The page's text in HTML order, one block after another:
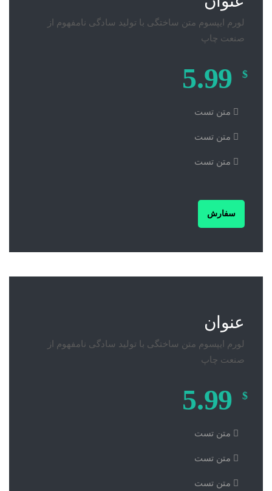
لورم ایپسوم متن ساختگی با تولید سادگی نامفهوم از
صنعت چاپ
$
5.99
متن تست
متن تست
متن تست
سفارش
عنوان
لورم ایپسوم متن ساختگی با تولید سادگی نامفهوم از
صنعت چاپ
$
5.99
متن تست
متن تست
متن تست